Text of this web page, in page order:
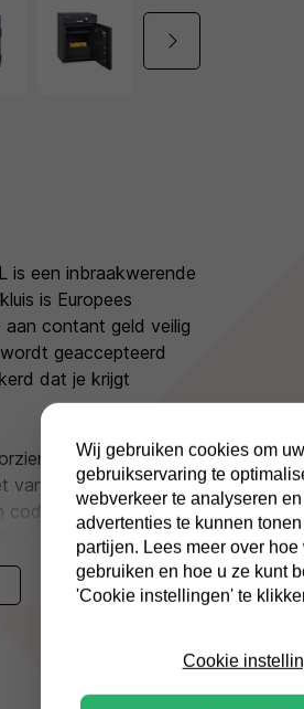
is een inbraakwerende
is Europees
contant geld veilig
geaccepteerd
dat je krijgt
van een
van twee sleutels
codeslot op de kluis?
G2-90-KL-PL met
Wij gebruiken cookies om uw
gebruikservaring te
webverkeer te analyseren
advertenties te kunnen
partijen. Lees meer over
gebruiken en hoe u ze kunt
'Cookie instellingen' te
Cookie